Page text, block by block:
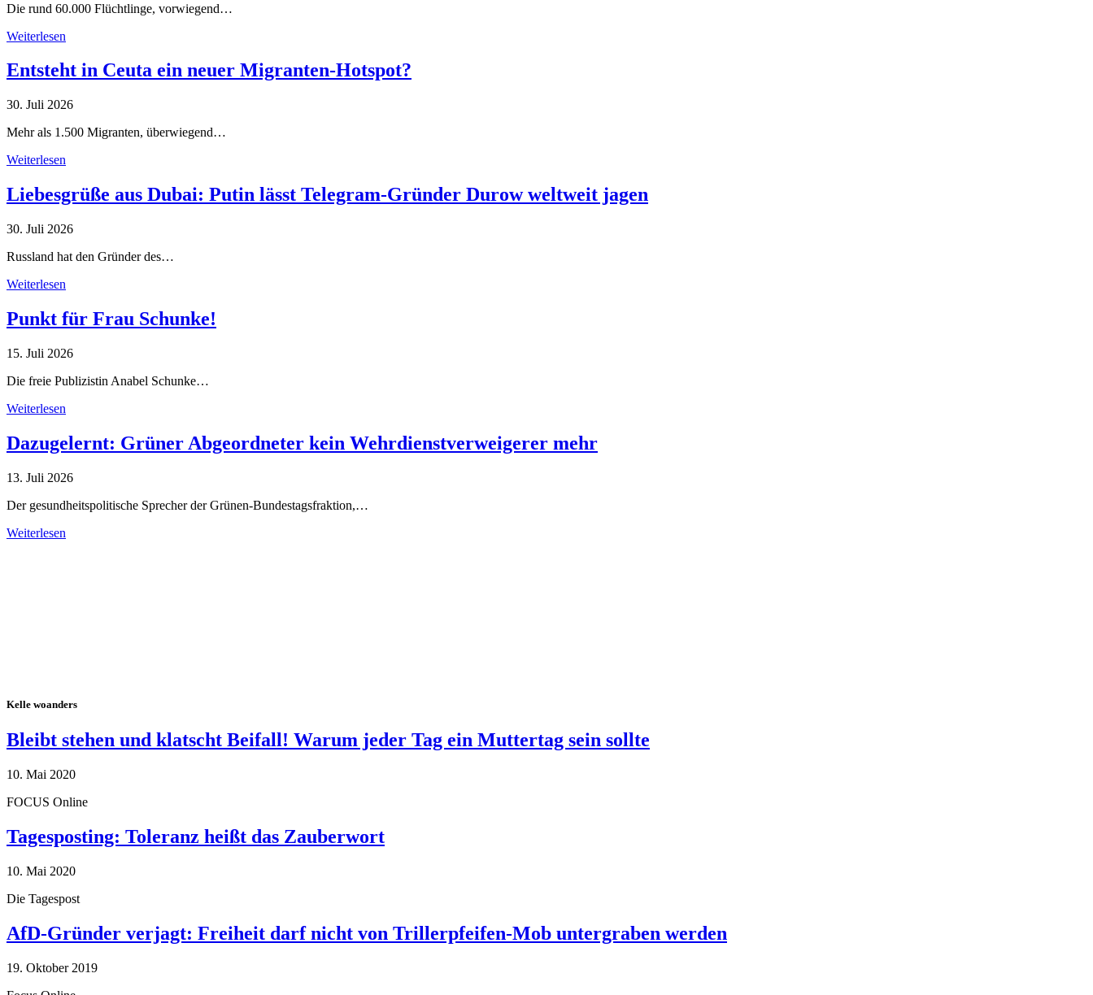
Die rund 60.000 Flüchtlinge, vorwiegend…
Weiterlesen
Entsteht in Ceuta ein neuer Migranten-Hotspot?
30. Juli 2026
Mehr als 1.500 Migranten, überwiegend…
Weiterlesen
Liebesgrüße aus Dubai: Putin lässt Telegram-Gründer Durow weltweit jagen
30. Juli 2026
Russland hat den Gründer des…
Weiterlesen
Punkt für Frau Schunke!
15. Juli 2026
Die freie Publizistin Anabel Schunke…
Weiterlesen
Dazugelernt: Grüner Abgeordneter kein Wehrdienstverweigerer mehr
13. Juli 2026
Der gesundheitspolitische Sprecher der Grünen-Bundestagsfraktion,…
Weiterlesen
Kelle woanders
Bleibt stehen und klatscht Beifall! Warum jeder Tag ein Muttertag sein sollte
10. Mai 2020
FOCUS Online
Tagesposting: Toleranz heißt das Zauberwort
10. Mai 2020
Die Tagespost
AfD-Gründer verjagt: Freiheit darf nicht von Trillerpfeifen-Mob untergraben werden
19. Oktober 2019